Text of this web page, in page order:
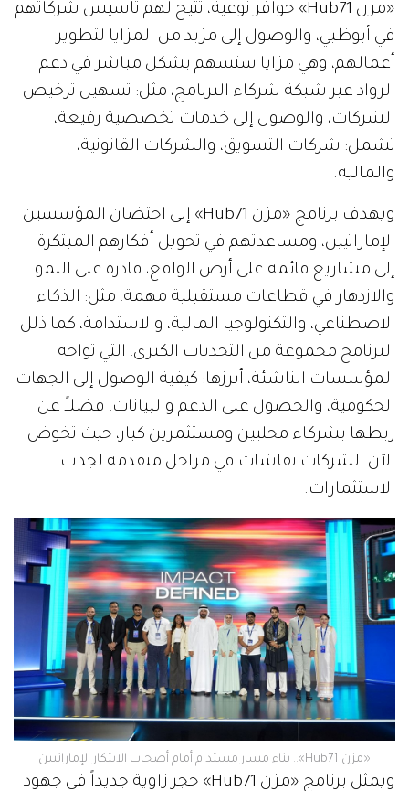
«مزن Hub71» حوافز نوعية، تتيح لهم تأسيس شركاتهم
في أبوظبي، والوصول إلى مزيد من المزايا لتطوير
أعمالهم، وهي مزايا ستسهم بشكل مباشر في دعم
الرواد عبر شبكة شركاء البرنامج، مثل: تسهيل ترخيص
الشركات، والوصول إلى خدمات تخصصية رفيعة،
تشمل: شركات التسويق، والشركات القانونية،
والمالية.
ويهدف برنامج «مزن Hub71» إلى احتضان المؤسسين
الإماراتيين، ومساعدتهم في تحويل أفكارهم المبتكرة
إلى مشاريع قائمة على أرض الواقع، قادرة على النمو
والازدهار في قطاعات مستقبلية مهمة، مثل: الذكاء
الاصطناعي، والتكنولوجيا المالية، والاستدامة، كما ذلل
البرنامج مجموعة من التحديات الكبرى، التي تواجه
المؤسسات الناشئة، أبرزها: كيفية الوصول إلى الجهات
الحكومية، والحصول على الدعم والبيانات، فضلاً عن
ربطها بشركاء محليين ومستثمرين كبار، حيث تخوض
الآن الشركات نقاشات في مراحل متقدمة لجذب
الاستثمارات.
«مزن Hub71».. بناء مسار مستدام أمام أصحاب الابتكار الإماراتيين
ويمثل برنامج «مزن Hub71» حجر زاوية جديداً في جهود